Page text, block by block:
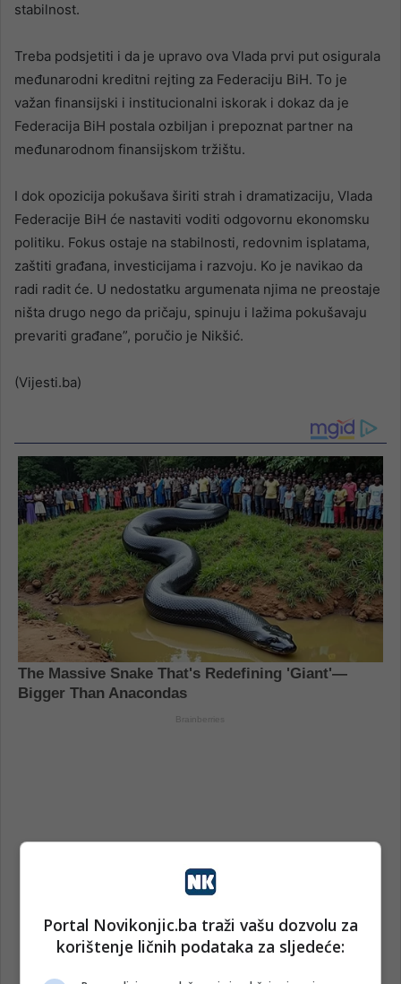
stabilnost.
Treba podsjetiti i da je upravo ova Vlada prvi put osigurala
međunarodni kreditni rejting za Federaciju BiH. To je
važan finansijski i institucionalni iskorak i dokaz da je
Federacija BiH postala ozbiljan i prepoznat partner na
međunarodnom finansijskom tržištu.
I dok opozicija pokušava širiti strah i dramatizaciju, Vlada
Federacije BiH će nastaviti voditi odgovornu ekonomsku
politiku. Fokus ostaje na stabilnosti, redovnim isplatama,
zaštiti građana, investicijama i razvoju. Ko je navikao da
radi radit će. U nedostatku argumenata njima ne preostaje
ništa drugo nego da pričaju, spinuju i lažima pokušavaju
prevariti građane”, poručio je Nikšić.
(Vijesti.ba)
Portal Novikonjic.ba traži vašu dozvolu za
korištenje ličnih podataka za sljedeće: